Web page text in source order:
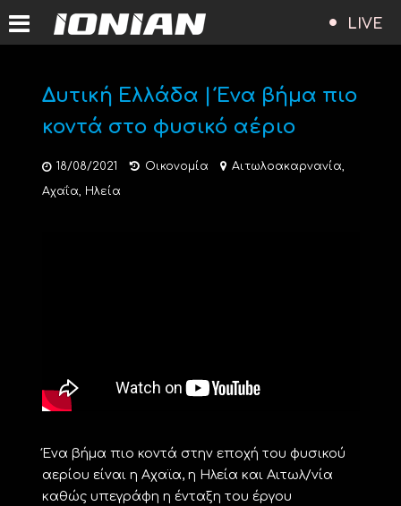
LIVE
Δυτική Ελλάδα | Ένα βήμα πιο
κοντά στο φυσικό αέριο
18/08/2021 Οικονομία Αιτωλοακαρνανία,
Αχαΐα, Ηλεία
Ένα βήμα πιο κοντά στην εποχή του φυσικού
αερίου είναι η Αχαϊα, η Ηλεία και Αιτωλ/νία
καθώς υπεγράφη η ένταξη του έργου